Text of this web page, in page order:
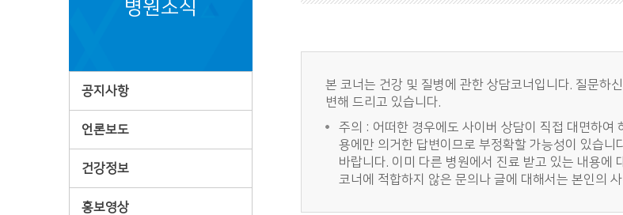
병원소식
공지사항
언론보도
건강정보
홍보영상
본 코너는 건강 및 질병에 관한 상담코너입니다. 질문하
변해 드리고 있습니다.
주의 : 어떠한 경우에도 사이버 상담이 직접 대면하여
용에만 의거한 답변이므로 부정확할 가능성이 있습니
바랍니다. 이미 다른 병원에서 진료 받고 있는 내용에
코너에 적합하지 않은 문의나 글에 대해서는 본인의